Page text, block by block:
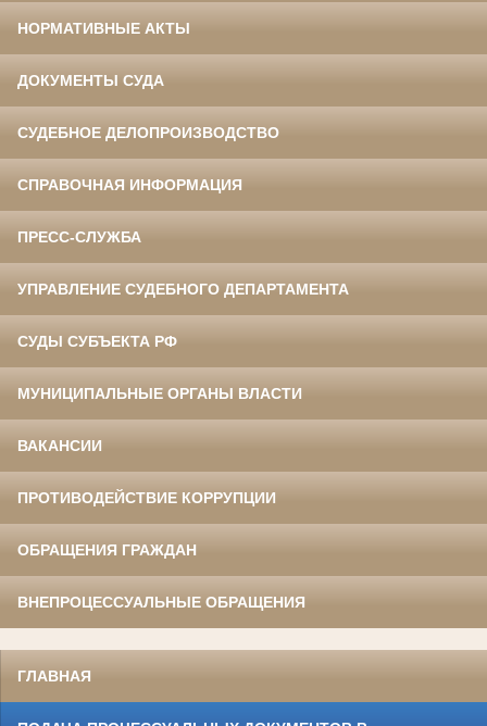
НОРМАТИВНЫЕ АКТЫ
ДОКУМЕНТЫ СУДА
СУДЕБНОЕ ДЕЛОПРОИЗВОДСТВО
СПРАВОЧНАЯ ИНФОРМАЦИЯ
ПРЕСС-СЛУЖБА
УПРАВЛЕНИЕ СУДЕБНОГО ДЕПАРТАМЕНТА
СУДЫ СУБЪЕКТА РФ
МУНИЦИПАЛЬНЫЕ ОРГАНЫ ВЛАСТИ
ВАКАНСИИ
ПРОТИВОДЕЙСТВИЕ КОРРУПЦИИ
ОБРАЩЕНИЯ ГРАЖДАН
ВНЕПРОЦЕССУАЛЬНЫЕ ОБРАЩЕНИЯ
ГЛАВНАЯ